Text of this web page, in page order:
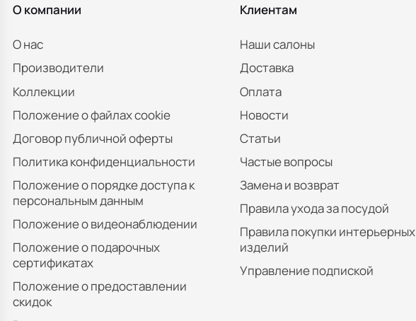
О компании
О нас
Производители
Коллекции
Положение о файлах cookie
Договор публичной оферты
Политика конфиденциальности
Положение о порядке доступа к
персональным данным
Положение о видеонаблюдении
Положение о подарочных
сертификатах
Положение о предоставлении
скидок
Клиентам
Наши салоны
Доставка
Оплата
Новости
Статьи
Частые вопросы
Замена и возврат
Правила ухода за посудой
Правила покупки интерьерных
изделий
Управление подпиской